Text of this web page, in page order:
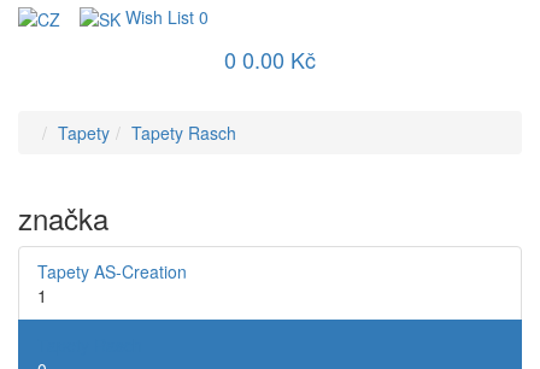
Wish List 0
0 0.00 Kč
Tapety Tapety Rasch
značka
Tapety AS-Creation
1